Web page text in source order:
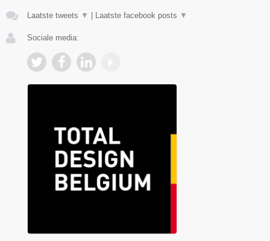
Laatste tweets ▼ | Laatste facebook posts ▼
Sociale media: